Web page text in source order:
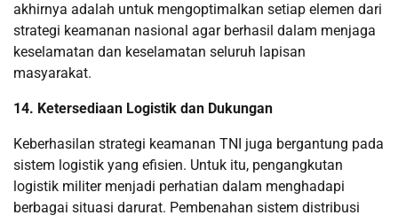
akhirnya adalah untuk mengoptimalkan setiap elemen dari
strategi keamanan nasional agar berhasil dalam menjaga
keselamatan dan keselamatan seluruh lapisan
masyarakat.
14. Ketersediaan Logistik dan Dukungan
Keberhasilan strategi keamanan TNI juga bergantung pada
sistem logistik yang efisien. Untuk itu, pengangkutan
logistik militer menjadi perhatian dalam menghadapi
berbagai situasi darurat. Pembenahan sistem distribusi